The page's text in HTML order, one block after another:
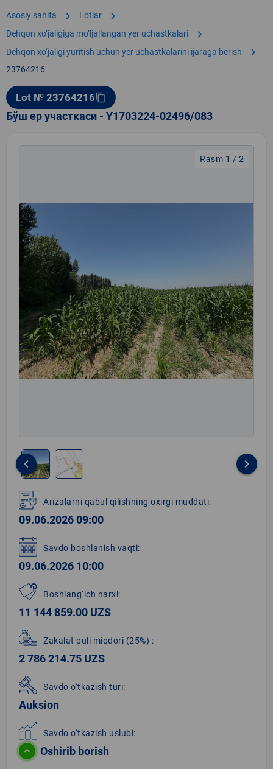
Asosiy sahifa chevron_right Lotlar chevron_right
Dehqon xoʼjaligiga moʼljallangan yer uchastkalari chevron_right
Dehqon xo‘jaligi yuritish uchun yer uchastkalarini ijaraga berish chevron_right
23764216
Lot № 23764216content_copy
Бўш ер участкаси - Y1703224-02496/083
Rasm 1 / 2
1
of
2
keyboard_arrow_left keyboard_arrow_right
Arizalarni qabul qilishning oxirgi muddati:
09.06.2026 09:00
Savdo boshlanish vaqti:
09.06.2026 10:00
Boshlang‘ich narxi:
11 144 859.00 UZS
Zakalat puli miqdori (25%) :
2 786 214.75 UZS
Savdo o‘tkazish turi:
Auksion
Savdo o‘tkazish uslubi:
Oshirib borish